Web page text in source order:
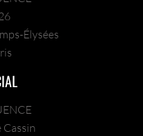
Élysées
Cassin